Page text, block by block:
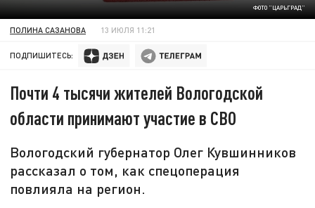
ФОТО "ЦАРЬГРАД"
ПОЛИНА САЗАНОВА 13 ИЮЛЯ 11:21
ПОДПИШИТЕСЬ:
Почти 4 тысячи жителей Вологодской
области принимают участие в СВО
Вологодский губернатор Олег Кувшинников
рассказал о том, как спецоперация
повлияла на регион.